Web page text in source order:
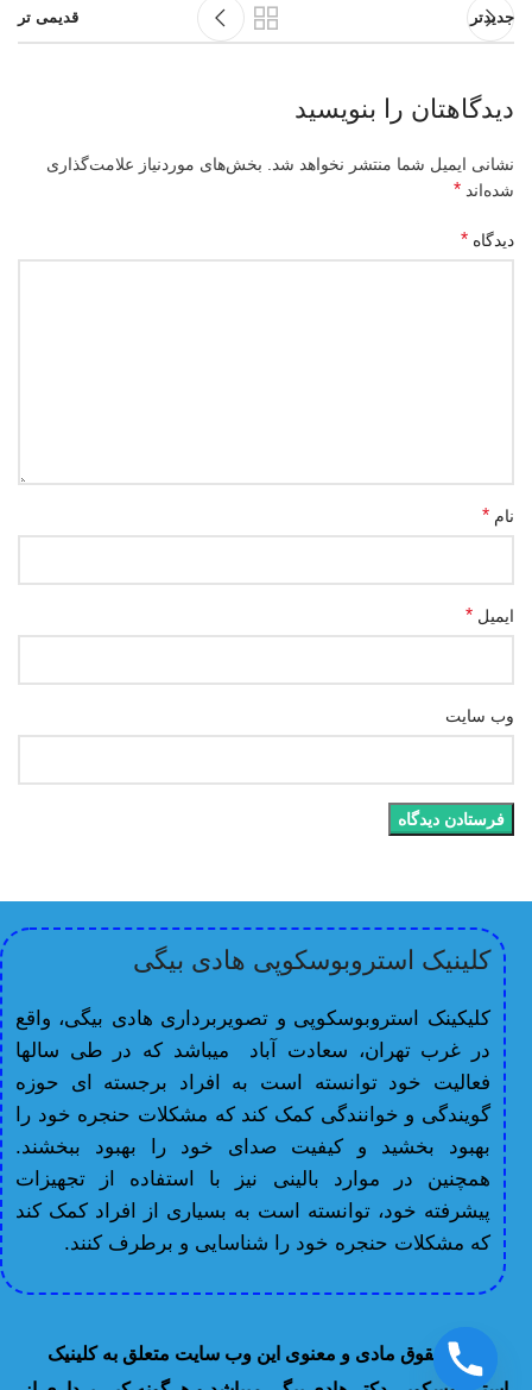
جدیدتر قدیمی تر
دیدگاهتان را بنویسید
نشانی ایمیل شما منتشر نخواهد شد. بخش‌های موردنیاز علامت‌گذاری
شده‌اند *
دیدگاه *
نام *
ایمیل *
وب‌ سایت
کلینیک استروبوسکوپی هادی بیگی
کلیکینک استروبوسکوپی و تصویربرداری هادی بیگی، واقع
در غرب تهران، سعادت آباد میباشد که در طی سالها
فعالیت خود توانسته است به افراد برجسته ای حوزه
گویندگی و خوانندگی کمک کند که مشکلات حنجره خود را
بهبود بخشید و کیفیت صدای خود را بهبود ببخشند.
همچنین در موارد بالینی نیز با استفاده از تجهیزات
پیشرفته خود، توانسته است به بسیاری از افراد کمک کند
که مشکلات حنجره خود را شناسایی و برطرف کنند.
تمام حقوق مادی و معنوی این وب سایت متعلق به کلینیک